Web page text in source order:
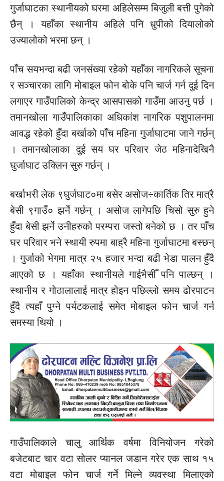
गुर्जाघाटका स्थानीयको घरमा अहिलेसम्म बिजुली बत्ती पुगेको
छैन् । यहाँका स्थानीय अहिले पनि धुपीको दियालोको
उज्यालोको भरमा छन् ।
पाँच सयभन्दा बढी जनसंख्या रहेको यहाँका नागरिकले सूचना
र सञ्चारका लागि मोबाइल फोन बोके पनि चार्ज गर्न दुई दिन
लगाएर गाउँपालिको केन्द्र आसपासको गाउँमा आउनु पर्छ ।
तमानखोला गाउँपालिकाका अधिकांश नागरिक पशुपालनमा
आवद्ध रहेको हुँदा बर्खाको पाँच महिना गुर्जाघाटमा जाने गर्छन्
। तमानखोलाका दुई सय घर परिवार जेठ महिनादेखिनै
घुर्जाघाट उक्लिन सुरु गर्छन् ।
बर्खाभरी लेक ९घुर्जघाट०मा बसेर असोज÷कार्तिक तिर मात्रै
बेसी ९गाउँ० झर्ने गर्छन् । असोज लागेपछि चिसो सुरु हुने
हुँदा बेसी झर्ने उनीहरुको परम्परा जस्तो बनेको छ । तर पाँच
घर परिवार भने स्थायी रुपमा बाह्रै महिना गुर्जाघाटमा बस्छन्
। गुर्जाको भेगमा मात्र २५ हजार भन्दा बढी भेडा पालन हुँदै
आएको छ । यहाँका स्थानीयले गाईभैसीँ पनि पाल्छन् ।
स्थानीय र गोठालालाई मात्र होइन पछिल्लो समय ढोरपाटन
हुँदै त्यहाँ पुग्ने पर्यटकलाई समेत मोबाइल फोन चार्ज गर्न
समस्या थियो ।
गाउँपालिकाले चालु आर्थिक वर्षमा विनियोजन गरेको
बजेटबाट चार वटा सोलर प्यानल जडान गरेर एक साथ १५
वटा मोबाइल फोन चार्ज गर्ने मिल्ने व्यवस्था मिलाएको